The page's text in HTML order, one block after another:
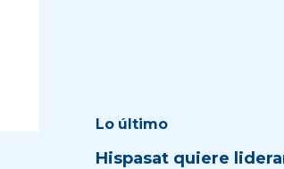
Lo último
Hispasat quiere